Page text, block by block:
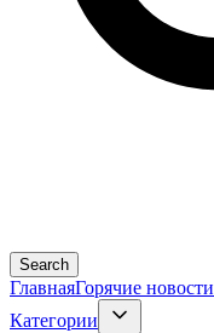
Search
ГлавнаяГорячие новости
Категории